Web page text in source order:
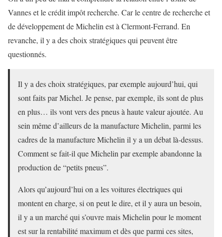
Vannes et le crédit impôt recherche. Car le centre de recherche et
de développement de Michelin est à Clermont-Ferrand. En
revanche, il y a des choix stratégiques qui peuvent être
questionnés.
Il y a des choix stratégiques, par exemple aujourd’hui, qui
sont faits par Michel. Je pense, par exemple, ils sont de plus
en plus… ils vont vers des pneus à haute valeur ajoutée. Au
sein même d’ailleurs de la manufacture Michelin, parmi les
cadres de la manufacture Michelin il y a un débat là-dessus.
Comment se fait-il que Michelin par exemple abandonne la
production de “petits pneus”.
Alors qu’aujourd’hui on a les voitures électriques qui
montent en charge, si on peut le dire, et il y aura un besoin,
il y a un marché qui s’ouvre mais Michelin pour le moment
est sur la rentabilité maximum et dès que parmi ces sites,